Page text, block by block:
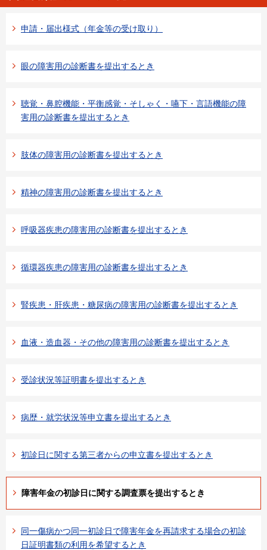
申請・届出様式（年金等の受け取り）
眼の障害用の診断書を提出するとき
聴覚・鼻腔機能・平衡感覚・そしゃく・嚥下・言語機能の障
害用の診断書を提出するとき
肢体の障害用の診断書を提出するとき
精神の障害用の診断書を提出するとき
呼吸器疾患の障害用の診断書を提出するとき
循環器疾患の障害用の診断書を提出するとき
腎疾患・肝疾患・糖尿病の障害用の診断書を提出するとき
血液・造血器・その他の障害用の診断書を提出するとき
受診状況等証明書を提出するとき
病歴・就労状況等申立書を提出するとき
初診日に関する第三者からの申立書を提出するとき
障害年金の初診日に関する調査票を提出するとき
同一傷病かつ同一初診日で障害年金を再請求する場合の初診
日証明書類の利用を希望するとき